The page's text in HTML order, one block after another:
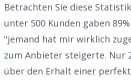
Betrachten Sie diese
unter 500 Kunden gaben
"jemand hat mir wirklich
zum Anbieter steigerte. Nur
über den Erhalt einer